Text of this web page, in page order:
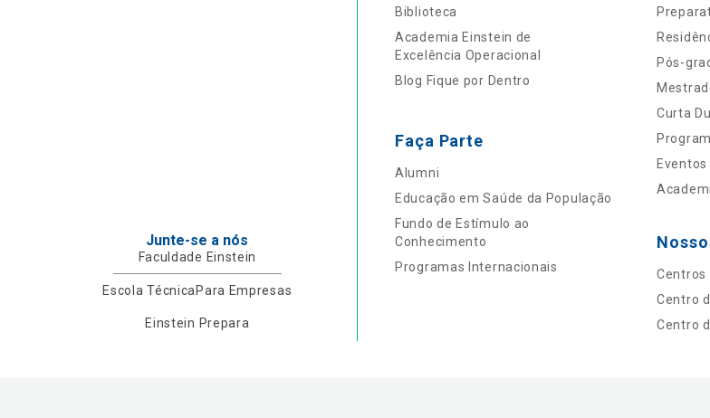
Junte-se a nós
Faculdade Einstein
Escola TécnicaPara Empresas
Einstein Prepara
Biblioteca
Academia Einstein de
Excelência Operacional
Blog Fique por Dentro
Faça Parte
Alumni
Educação em Saúde da População
Fundo de Estímulo ao
Conhecimento
Programas Internacionais
Pós-
Curta
Centros
Centro
Centro